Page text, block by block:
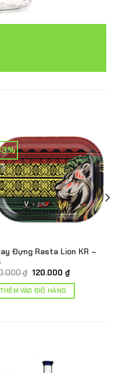
Đựng Rasta Lion KR –
₫ Giá
là:
180.000 ₫.
120.000 ₫Giá
hiện
tại
THÊM VÀO GIỎ HÀNG